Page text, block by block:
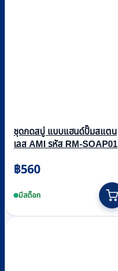
ชุดกดสบู่ แบบแฮนด์ปั๊มสแตน
เลส AMI รหัส RM-SOAP01
฿560
มีสต็อก